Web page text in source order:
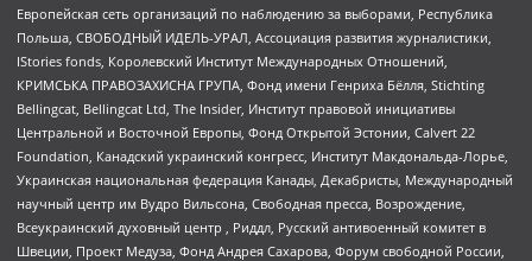
Европейская сеть организаций по наблюдению за выборами, Республика
Польша, СВОБОДНЫЙ ИДЕЛЬ-УРАЛ, Ассоциация развития журналистики,
IStories fonds, Королевский Институт Международных Отношений,
КРИМСЬКА ПРАВОЗАХИСНА ГРУПА, Фонд имени Генриха Бёлля, Stichting
Bellingcat, Bellingcat Ltd, The Insider, Институт правовой инициативы
Центральной и Восточной Европы, Фонд Открытой Эстонии, Calvert 22
Foundation, Канадский украинский конгресс, Институт Макдональда-Лорье,
Украинская национальная федерация Канады, Декабристы, Международный
научный центр им Вудро Вильсона, Свободная пресса, Возрождение,
Всеукраинский духовный центр , Риддл, Русский антивоенный комитет в
Швеции, Проект Медуза, Фонд Андрея Сахарова, Форум свободной России,